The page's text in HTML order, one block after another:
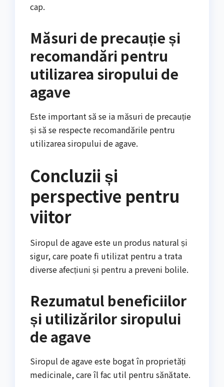
cap.
Măsuri de precauție și
recomandări pentru
utilizarea siropului de
agave
Este important să se ia măsuri de precauție
și să se respecte recomandările pentru
utilizarea siropului de agave.
Concluzii și
perspective pentru
viitor
Siropul de agave este un produs natural și
sigur, care poate fi utilizat pentru a trata
diverse afecțiuni și pentru a preveni bolile.
Rezumatul beneficiilor
și utilizărilor siropului
de agave
Siropul de agave este bogat în proprietăți
medicinale, care îl fac util pentru sănătate.